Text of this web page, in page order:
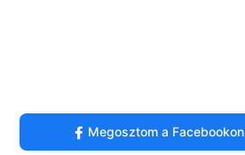
Megosztom a Facebookon